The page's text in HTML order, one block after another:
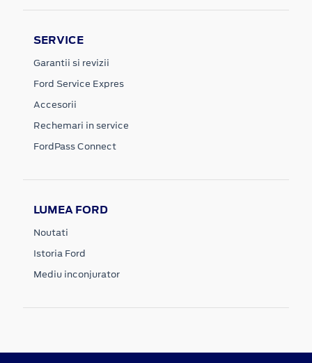
SERVICE
Garantii si revizii
Ford Service Expres
Accesorii
Rechemari in service
FordPass Connect
LUMEA FORD
Noutati
Istoria Ford
Mediu inconjurator